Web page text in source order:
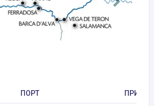
ПОРТ